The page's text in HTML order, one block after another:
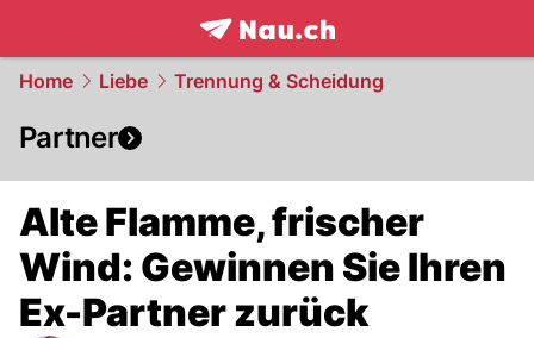
frontpage.NAU.ch
Home Liebe Trennung & Scheidung
Partner
Alte Flamme, frischer
Wind: Gewinnen Sie Ihren
Ex-Partner zurück